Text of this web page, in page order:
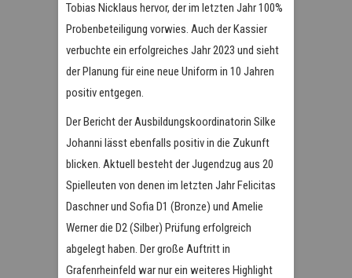
Tobias Nicklaus hervor, der im letzten Jahr 100%
Probenbeteiligung vorwies. Auch der Kassier
verbuchte ein erfolgreiches Jahr 2023 und sieht
der Planung für eine neue Uniform in 10 Jahren
positiv entgegen.
Der Bericht der Ausbildungskoordinatorin Silke
Johanni lässt ebenfalls positiv in die Zukunft
blicken. Aktuell besteht der Jugendzug aus 20
Spielleuten von denen im letzten Jahr Felicitas
Daschner und Sofia D1 (Bronze) und Amelie
Werner die D2 (Silber) Prüfung erfolgreich
abgelegt haben. Der große Auftritt in
Grafenrheinfeld war nur ein weiteres Highlight